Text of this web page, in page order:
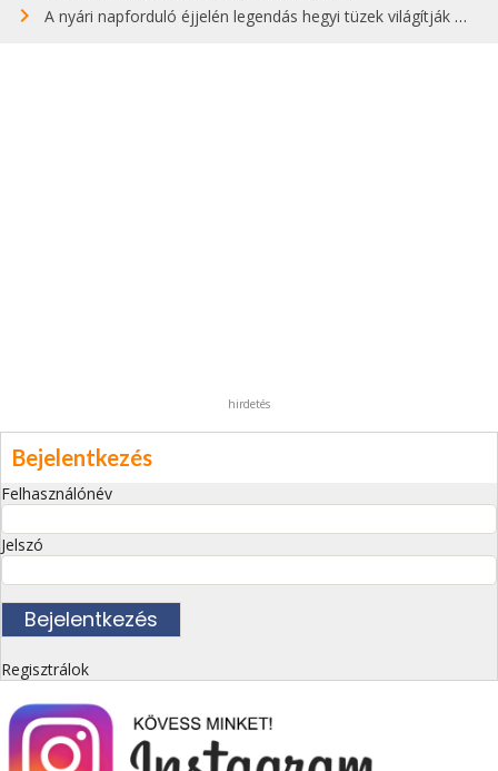
A nyári napforduló éjjelén legendás hegyi tüzek világítják meg Zugspitzét
hirdetés
Bejelentkezés
Felhasználónév
Jelszó
Regisztrálok